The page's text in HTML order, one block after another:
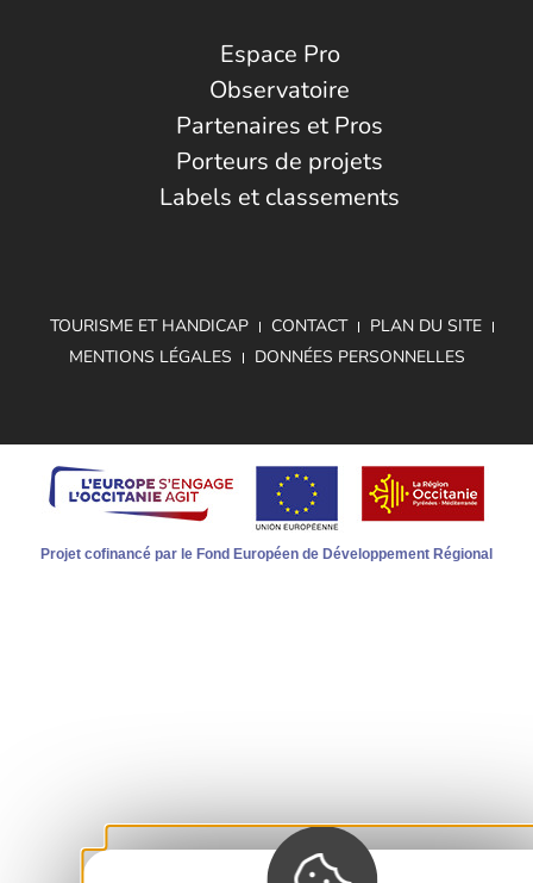
Espace Pro
Observatoire
Partenaires et Pros
Porteurs de projets
Labels et classements
TOURISME ET HANDICAP CONTACT
PLAN DU SITE
MENTIONS LÉGALES
DONNÉES PERSONNELLES
Projet cofinancé par le Fond Européen de Développement Régional